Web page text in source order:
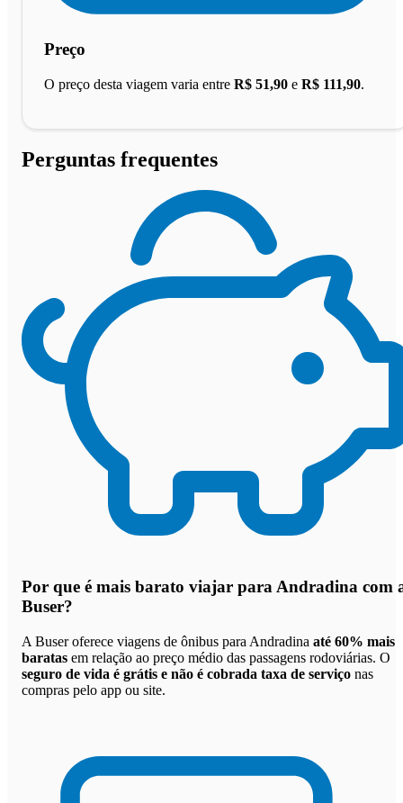
Preço
O preço desta viagem varia entre R$ 51,90 e R$ 111,90.
Perguntas frequentes
Por que é mais barato viajar para Andradina com
Buser?
A Buser oferece viagens de ônibus para Andradina até 60% mais
baratas em relação ao preço médio das passagens rodoviárias. O
seguro de vida é grátis e não é cobrada taxa de serviço nas
compras pelo app ou site.